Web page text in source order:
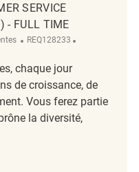
SERVICE
- FULL TIME
ReqId
REQ128233
chaque jour
de croissance, de
Vous ferez partie
la diversité,
Service Associate II